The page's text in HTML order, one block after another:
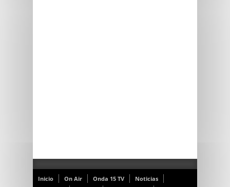
Inicio On Air Onda 15 TV
Noticias